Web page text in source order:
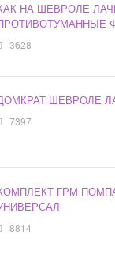
НА ШЕВРОЛЕ
3628
ШЕВРОЛЕ
7397
ГРМ
8814